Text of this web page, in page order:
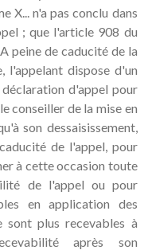
X... n'a pas conclu dans
; que l'article 908 du
peine de caducité de la
l'appelant dispose d'un
d'appel pour
conseiller de la mise en
son dessaisissement,
de l'appel, pour
à cette occasion toute
de l'appel ou pour
en application des
plus recevables à
après son